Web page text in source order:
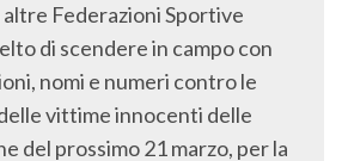
altre Federazioni Sportive
di scendere in campo con
nomi e numeri contro le
vittime innocenti delle
del prossimo 21 marzo, per la